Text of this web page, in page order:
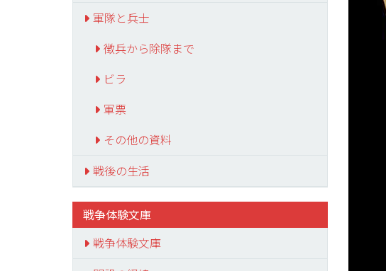
軍隊と兵士
徴兵から除隊まで
ビラ
軍票
その他の資料
戦後の生活
戦争体験文庫
戦争体験文庫